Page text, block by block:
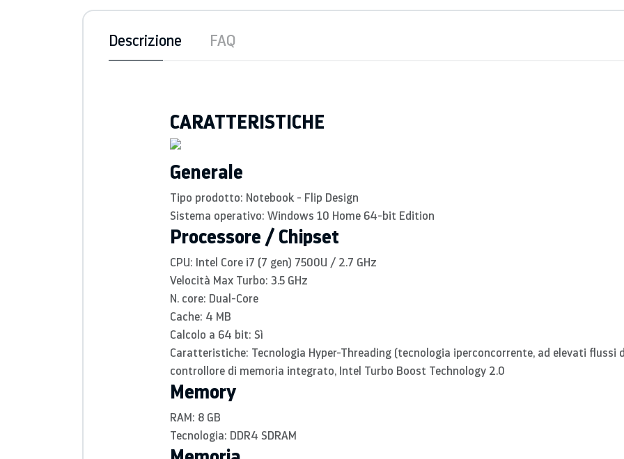
Descrizione FAQ
CARATTERISTICHE
Generale
Tipo prodotto: Notebook - Flip Design
Sistema operativo: Windows 10 Home 64-bit Edition
Processore / Chipset
CPU: Intel Core i7 (7 gen) 7500U / 2.7 GHz
Velocità Max Turbo: 3.5 GHz
N. core: Dual-Core
Cache: 4 MB
Calcolo a 64 bit: Sì
Caratteristiche: Tecnologia Hyper-Threading (tecnologia iperconcorrente, ad elevati flussi
controllore di memoria integrato, Intel Turbo Boost Technology 2.0
Memory
RAM: 8 GB
Tecnologia: DDR4 SDRAM